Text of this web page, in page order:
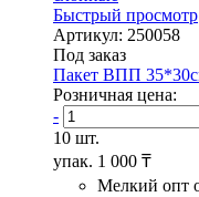
Быстрый просмотр
Артикул: 250058
Под заказ
Пакет ВПП
Розничная цена:
-
10 шт.
упак. 1 000 ₸
Мелкий опт